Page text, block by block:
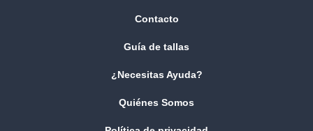
Contacto
Guía de tallas
¿Necesitas Ayuda?
Quiénes Somos